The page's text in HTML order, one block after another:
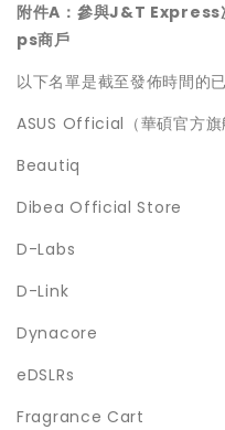
附件A：參與J&T
ps商戶
以下名單是截至發佈時間的
ASUS Official（華碩官方旗
Beautiq
Dibea Official Store
D-Labs
D-Link
Dynacore
eDSLRs
Fragrance Cart